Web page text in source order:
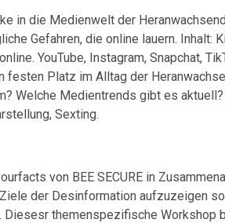
in die Medienwelt der
Gefahren, die online lauern. Inhalt:
YouTube, Instagram, Snapchat,
festen Platz im Alltag der
Welche Medientrends gibt es
Sexting.
von BEE SECURE in
der Desinformation aufzuzeigen
Diesesr themenspezifische